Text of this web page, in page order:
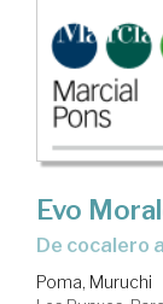
Evo
de cocalero
Poma, Muruchi